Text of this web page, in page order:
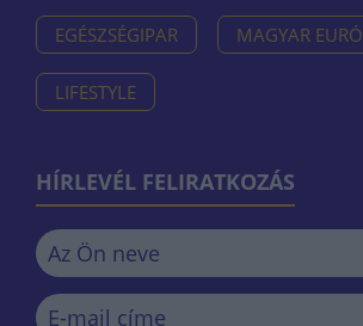
EGÉSZSÉGIPAR MAGYAR EURÓ
LIFESTYLE
HÍRLEVÉL FELIRATKOZÁS